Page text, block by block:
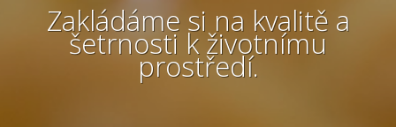
Zakládáme si na kvalitě a
šetrnosti k životnímu
prostředí.